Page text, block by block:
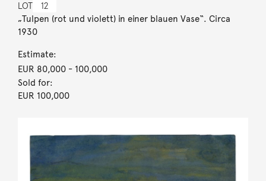
LOT 12
„Tulpen (rot und violett) in einer blauen Vase“. Circa
1930
Estimate:
EUR 80,000- 100,000
Sold for:
EUR 100,000